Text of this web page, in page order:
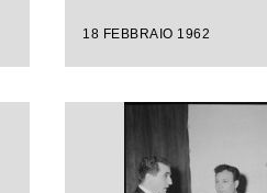
18 FEBBRAIO 1962